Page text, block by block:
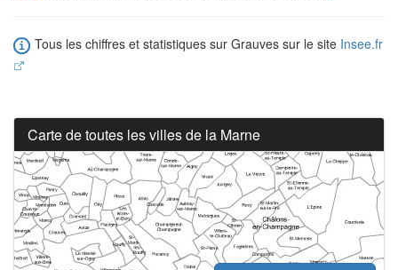
Tous les chiffres et statistiques sur Grauves sur le site Insee.fr
Carte de toutes les villes de la Marne